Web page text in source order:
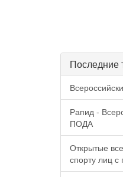
Последние
Рапид -
ПОДА
Открытые
спорту лиц